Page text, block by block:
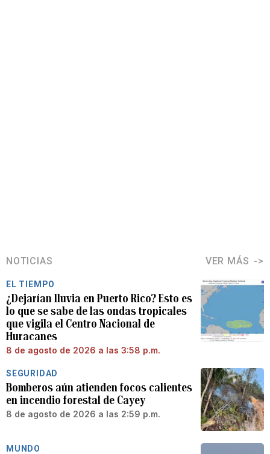
NOTICIAS VER MÁS
EL TIEMPO
¿Dejarían lluvia en Puerto Rico? Esto es
lo que se sabe de las ondas tropicales
que vigila el Centro Nacional de
Huracanes
8 de agosto de 2026 a las 3:58 p.m.
SEGURIDAD
Bomberos aún atienden focos calientes
en incendio forestal de Cayey
8 de agosto de 2026 a las 2:59 p.m.
MUNDO